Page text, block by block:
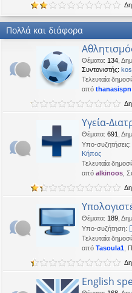
OTTOέγραψε:↑
Καλησπερα
OTTO•Δευ 19 Ιαν 2026, 16:53
Καλησπερα
neodikos•Κυρ 18 Ιαν 2026,
Καλημέρα σε όλους
OTTO•Πέμ 08 Ιαν 2026, 01:33
Χρόνια πολλά, καλή
Πολλά και διάφορα
Θέματα: 134
Συντονιστής:
Τελευταία
από thanasispn
Υγεία-
Θέματα: 691
Υπο-συζητήσεις:
Κήπος
Τελευταία
από alkinoos ,
Θέματα: 189
Υπο-συζήτηση:
Τελευταία
από Tasoula1 ,
English